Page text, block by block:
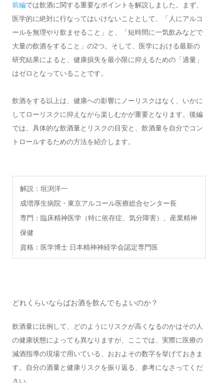
前編では飲酒に関する重要なポイントを解説しました。まず、
医学的に絶対に行なってはいけないこととして、「人にアルコ
ールを無理やり飲ませること」と、「短時間に一気飲みなどで
大量の飲酒をすること」の2つ。そして、医学における最新の
研究結果によると、健康損失を最小限に抑えるための「適量」
はゼロとなっていることです。
飲酒をする以上は、健康への影響にノーリスクはなく、いかに
してローリスクに抑えながら楽しむかが重要となります。後編
では、具体的な飲酒量とリスクの目安と、飲酒量を自分でコン
トロールするための方法を紹介します。
解説：垣渕洋一
成増厚生病院・東京アルコール医療総合センター長
専門：臨床精神医学（特に依存症、気分障害）、産業精神
保健
資格：医学博士 日本精神神経学会認定専門医
どれくらいならばお酒を飲んでもよいのか？
飲酒量に比例して、どのようにリスクが高くなるのかはその人
の健康状態によっても異なりますが、ここでは、実際に医療の
減酒指導の現場で用いている、おおよその数字を挙げておきま
す。自分の酒量と健康リスクを振り返る、参考になさってくだ
さい。